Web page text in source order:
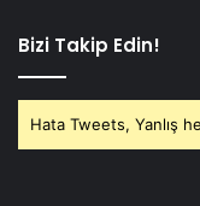
Bizi Takip Edin!
Hata Tweets, Yanlış